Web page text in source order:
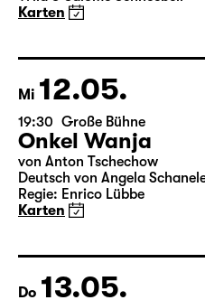
16:00 Große Bühne
Schöne Vorstellung
Wild & Salome Schneebeli
Karten
Mi 12.05.
19:30 Große Bühne
Onkel Wanja
Regie: Enrico Lübbe
Karten